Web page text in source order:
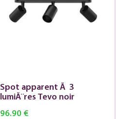
Spot apparent Ã 3
lumiÃ¨res Tevo noir
96.90 €